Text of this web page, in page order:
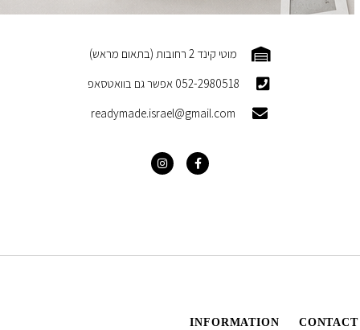
מוטי קינד 2 רחובות (בתאום מראש)
052-2980518 אפשר גם בוואטסאפ
readymade.israel@gmail.com
CONTACT
INFORMATION